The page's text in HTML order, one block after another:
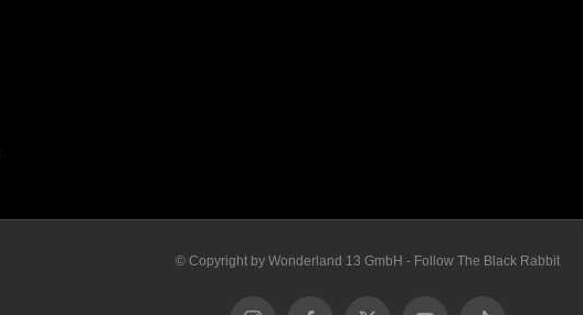
© Copyright by Wonderland 13 GmbH - Follow The Black Rabbit